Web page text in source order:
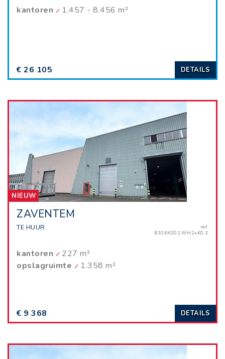
kantoren 1.457 - 8.456 m²
€ 26 105 DETAILS
NIEUW
ZAVENTEM
TE HUUR
ref.
B10EK002.WH2+K0.3
kantoren
227 m²
opslagruimte
1.358 m²
€ 9 368 DETAILS